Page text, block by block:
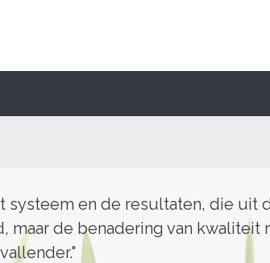
systeem en de resultaten, die uit
de benadering van kwaliteit